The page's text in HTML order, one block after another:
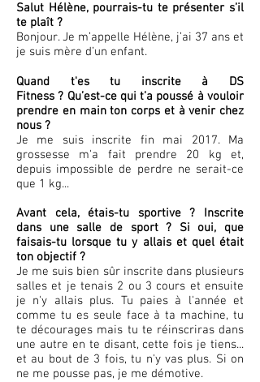
Salut Hélène, pourrais-tu te présenter s’il
te plaît ?
Bonjour. Je m’appelle Hélène, j’ai 37 ans et
je suis mère d’un enfant.
Quand t'es tu inscrite à DS
Fitness ? Qu’est-ce qui t’a poussé à vouloir
prendre en main ton corps et à venir chez
nous ?
Je me suis inscrite fin mai 2017. Ma
grossesse m'a fait prendre 20 kg et,
depuis impossible de perdre ne serait-ce
que 1 kg...
Avant cela, étais-tu sportive ? Inscrite
dans une salle de sport ? Si oui, que
faisais-tu lorsque tu y allais et quel était
ton objectif ?
Je me suis bien sûr inscrite dans plusieurs
salles et je tenais 2 ou 3 cours et ensuite
je n'y allais plus. Tu paies à l'année et
comme tu es seule face à ta machine, tu
te décourages mais tu te réinscriras dans
une autre en te disant, cette fois je tiens...
et au bout de 3 fois, tu n'y vas plus. Si on
ne me pousse pas, je me démotive.